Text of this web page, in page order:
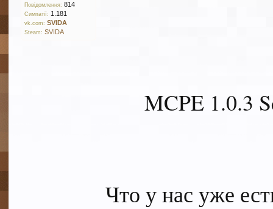
Повідомлення: 814
Симпатії: 1.181
vk.com: SVIDA
Steam: SVIDA
MCPE 1.0.3
Что у нас уже